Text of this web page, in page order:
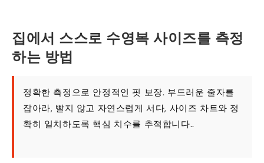
집에서 스스로 수영복 사이즈를 측정
하는 방법
정확한 측정으로 안정적인 핏 보장. 부드러운 줄자를
잡아라, 빨지 않고 자연스럽게 서다, 사이즈 차트와 정
확히 일치하도록 핵심 치수를 추적합니다..